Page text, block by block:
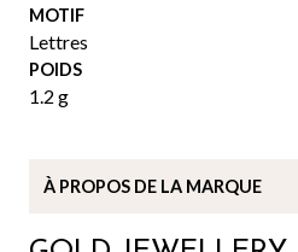
MOTIF
Lettres
POIDS
1.2 g
À PROPOS DE LA MARQUE